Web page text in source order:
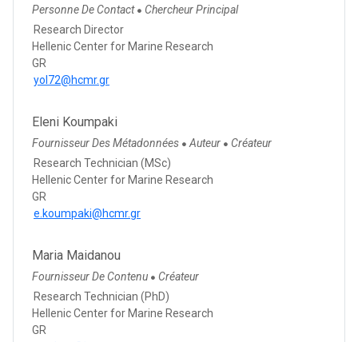
Personne De Contact ● Chercheur Principal
Research Director
Hellenic Center for Marine Research
GR
yol72@hcmr.gr
Eleni Koumpaki
Fournisseur Des Métadonnées ● Auteur ● Créateur
Research Technician (MSc)
Hellenic Center for Marine Research
GR
e.koumpaki@hcmr.gr
Maria Maidanou
Fournisseur De Contenu ● Créateur
Research Technician (PhD)
Hellenic Center for Marine Research
GR